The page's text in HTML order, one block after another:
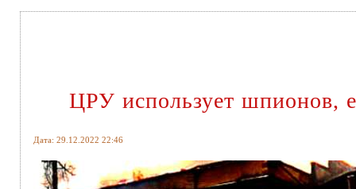
ЦРУ использует шпионов,
Дата: 29.12.2022 22:46